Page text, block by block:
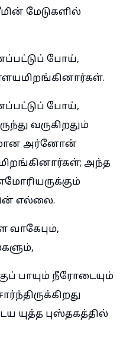
மேடுகளில்
போய்,
போய்,
வருகிறதும்
அர்னோன்
அந்த
எல்லை.
வாகேபும்,
பாயும் நீரோடையும்
யுத்த புஸ்தகத்தில்